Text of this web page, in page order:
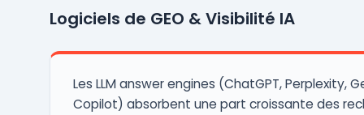
Logiciels de GEO & Visibilité IA
Les LLM answer engines (ChatGPT, Perplexity,
Copilot) absorbent une part croissante des